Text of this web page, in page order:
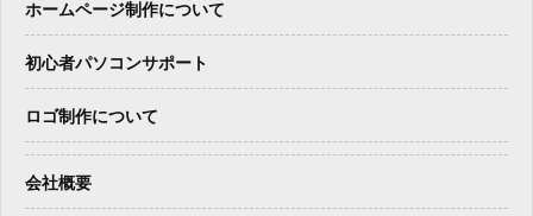
ホームページ制作について
初心者パソコンサポート
ロゴ制作について
会社概要